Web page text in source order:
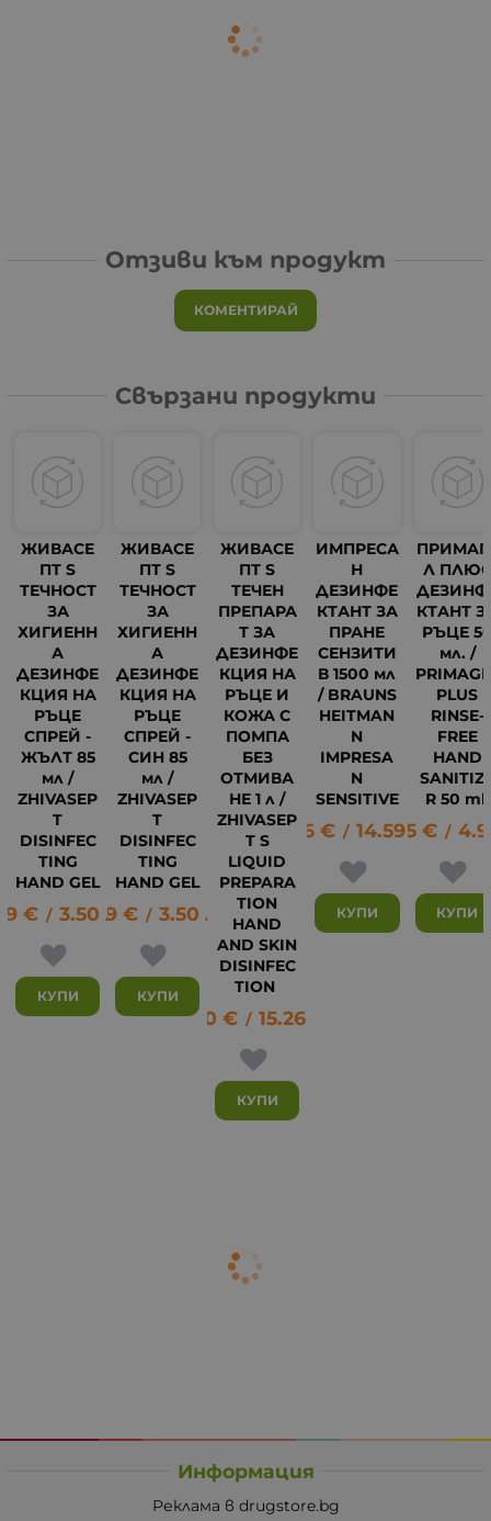
Отзиви към продукт
КОМЕНТИРАЙ
Свързани продукти
ЖИВАСЕ
ПТ S
ТЕЧНОСТ
ЗА
ХИГИЕНН
А
ДЕЗИНФЕ
КЦИЯ НА
РЪЦЕ
СПРЕЙ -
ЖЪЛТ 85
мл /
ZHIVASEP
T
DISINFEC
TING
HAND GEL
€ / 3.50 лв.
КУПИ
ЖИВАСЕ
ПТ S
ТЕЧНОСТ
ЗА
ХИГИЕНН
А
ДЕЗИНФЕ
КЦИЯ НА
РЪЦЕ
СПРЕЙ -
СИН 85
мл /
ZHIVASEP
T
DISINFEC
TING
HAND GEL
1.79 € / 3.50 лв.
КУПИ
ЖИВАСЕ
ПТ S
ТЕЧЕН
ПРЕПАРА
Т ЗА
ДЕЗИНФЕ
КЦИЯ НА
РЪЦЕ И
КОЖА С
ПОМПА
БЕЗ
ОТМИВА
НЕ 1 л /
ZHIVASEP
T S
LIQUID
PREPARA
TION
HAND
AND SKIN
DISINFEC
TION
7.80 € / 15.26
КУПИ
ИМПРЕСА
Н
ДЕЗИНФЕ
КТАНТ ЗА
ПРАНЕ
СЕНЗИТИ
В 1500 мл
/ BRAUNS
HEITMAN
N
IMPRESA
N
SENSITIVE
7.46 € / 14.59 лв.
КУПИ
Л ПЛЮС
КТАНТ
РЪЦЕ
мл. /
PLUS
RINSE-
FREE
HAND
R 50 ml.
2.55 € /
КУПИ
Информация
Реклама в drugstore.bg